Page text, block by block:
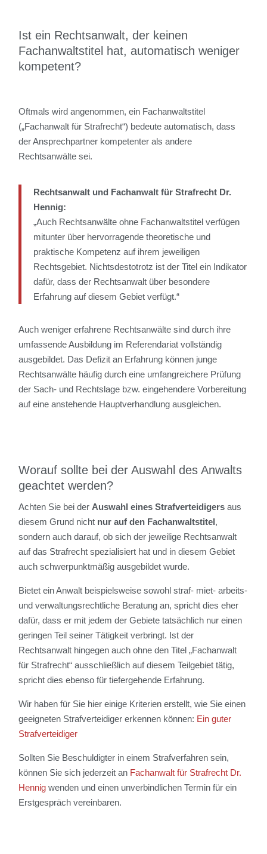
Ist ein Rechtsanwalt, der keinen
Fachanwaltstitel hat, automatisch weniger
kompetent?
Oftmals wird angenommen, ein Fachanwaltstitel
(„Fachanwalt für Strafrecht“) bedeute automatisch, dass
der Ansprechpartner kompetenter als andere
Rechtsanwälte sei.
Rechtsanwalt und Fachanwalt für Strafrecht Dr.
Hennig:
„Auch Rechtsanwälte ohne Fachanwaltstitel verfügen
mitunter über hervorragende theoretische und
praktische Kompetenz auf ihrem jeweiligen
Rechtsgebiet. Nichtsdestotrotz ist der Titel ein Indikator
dafür, dass der Rechtsanwalt über besondere
Erfahrung auf diesem Gebiet verfügt.“
Auch weniger erfahrene Rechtsanwälte sind durch ihre
umfassende Ausbildung im Referendariat vollständig
ausgebildet. Das Defizit an Erfahrung können junge
Rechtsanwälte häufig durch eine umfangreichere Prüfung
der Sach- und Rechtslage bzw. eingehendere Vorbereitung
auf eine anstehende Hauptverhandlung ausgleichen.
Worauf sollte bei der Auswahl des Anwalts
geachtet werden?
Achten Sie bei der Auswahl eines Strafverteidigers aus
diesem Grund nicht nur auf den Fachanwaltstitel,
sondern auch darauf, ob sich der jeweilige Rechtsanwalt
auf das Strafrecht spezialisiert hat und in diesem Gebiet
auch schwerpunktmäßig ausgebildet wurde.
Bietet ein Anwalt beispielsweise sowohl straf- miet- arbeits-
und verwaltungsrechtliche Beratung an, spricht dies eher
dafür, dass er mit jedem der Gebiete tatsächlich nur einen
geringen Teil seiner Tätigkeit verbringt. Ist der
Rechtsanwalt hingegen auch ohne den Titel „Fachanwalt
für Strafrecht“ ausschließlich auf diesem Teilgebiet tätig,
spricht dies ebenso für tiefergehende Erfahrung.
Wir haben für Sie hier einige Kriterien erstellt, wie Sie einen
geeigneten Strafverteidiger erkennen können: Ein guter
Strafverteidiger
Sollten Sie Beschuldigter in einem Strafverfahren sein,
können Sie sich jederzeit an Fachanwalt für Strafrecht Dr.
Hennig wenden und einen unverbindlichen Termin für ein
Erstgespräch vereinbaren.